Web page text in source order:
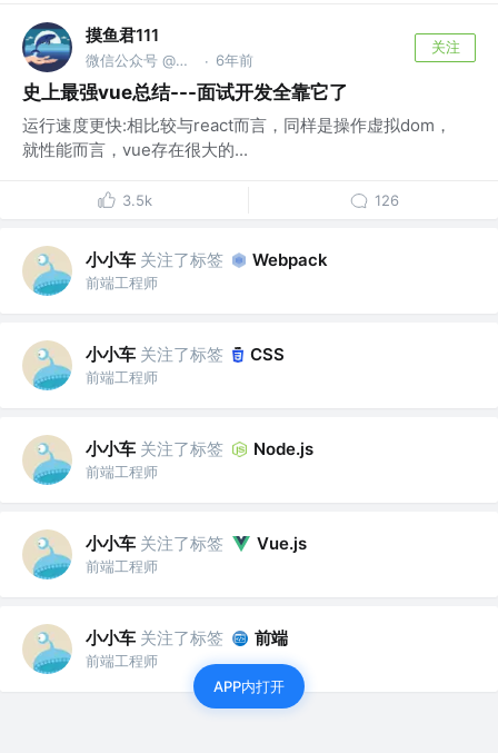
摸鱼君111
微信公众号 @码农爱摸鱼 · 6年前
关注
史上最强vue总结---面试开发全靠它了
运行速度更快:相比较与react而言，同样是操作虚拟dom，
就性能而言，vue存在很大的...
3.5k 126
小小车 关注了标签 Webpack
前端工程师
小小车 关注了标签 CSS
前端工程师
小小车 关注了标签 Node.js
前端工程师
小小车 关注了标签 Vue.js
前端工程师
小小车 关注了标签 前端
前端工程师
APP内打开